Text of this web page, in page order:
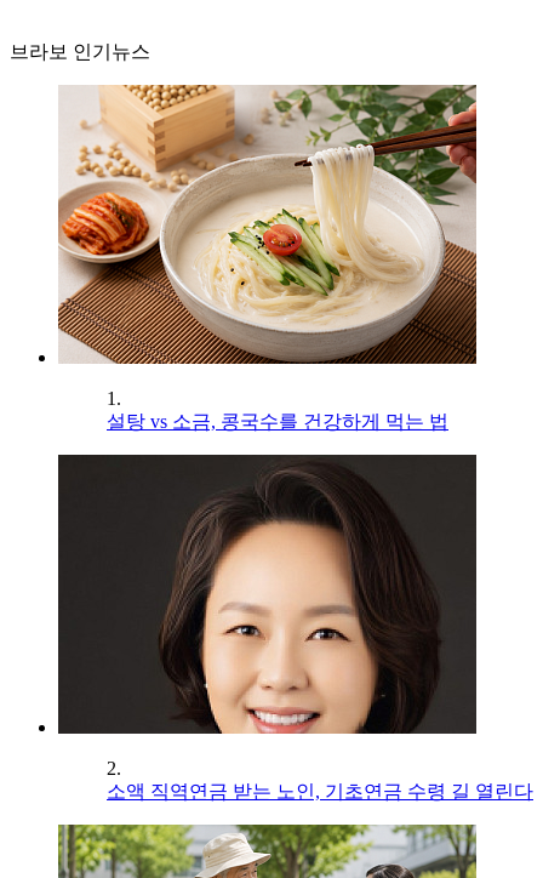
브라보 인기뉴스
1.
설탕 vs 소금, 콩국수를 건강하게 먹는 법
2.
소액 직역연금 받는 노인, 기초연금 수령 길 열린다